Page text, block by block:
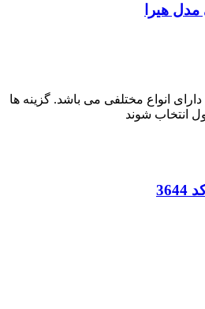
انواع مختلفی می باشد. گزینه ها
انتخاب شوند